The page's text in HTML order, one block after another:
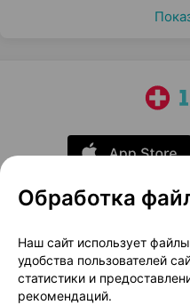
О проекте
Размещение рекламы
Публичный
Обработка
Наш сайт использует
удобства пользователей
статистики и
рекомендаций.